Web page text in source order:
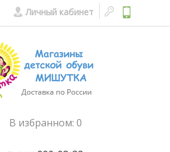
Личный кабинет
В избранном: 0